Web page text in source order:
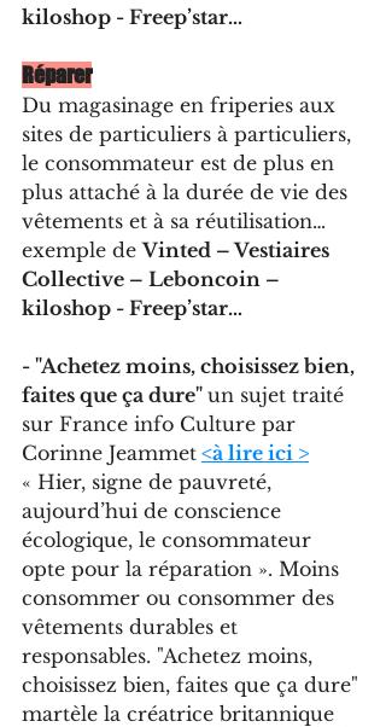
kiloshop - Freep’star…
Réparer
Du magasinage en friperies aux
sites de particuliers à particuliers,
le consommateur est de plus en
plus attaché à la durée de vie des
vêtements et à sa réutilisation…
exemple de Vinted – Vestiaires
Collective – Leboncoin –
kiloshop - Freep’star…
- "Achetez moins, choisissez bien,
faites que ça dure" un sujet traité
sur France info Culture par
Corinne Jeammet <à lire ici >
« Hier, signe de pauvreté,
aujourd’hui de conscience
écologique, le consommateur
opte pour la réparation ». Moins
consommer ou consommer des
vêtements durables et
responsables. "Achetez moins,
choisissez bien, faites que ça dure"
martèle la créatrice britannique